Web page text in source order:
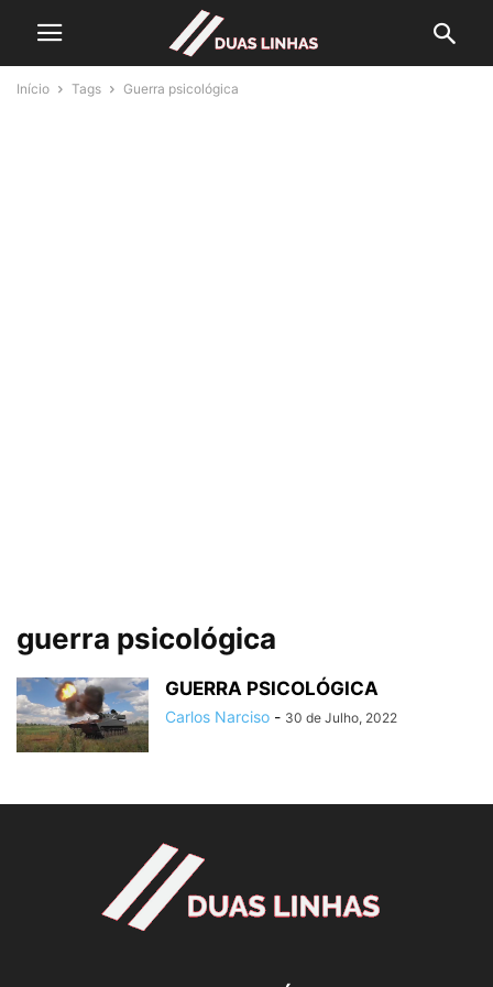
Início Tags Guerra psicológica
guerra psicológica
GUERRA PSICOLÓGICA
Carlos Narciso - 30 de Julho, 2022